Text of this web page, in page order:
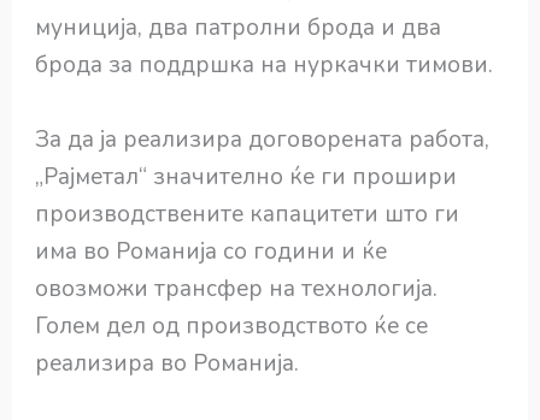
муниција, два патролни брода и два
брода за поддршка на нуркачки тимови.
За да ја реализира договорената работа,
„Рајметал“ значително ќе ги прошири
производствените капацитети што ги
има во Романија со години и ќе
овозможи трансфер на технологија.
Голем дел од производството ќе се
реализира во Романија.